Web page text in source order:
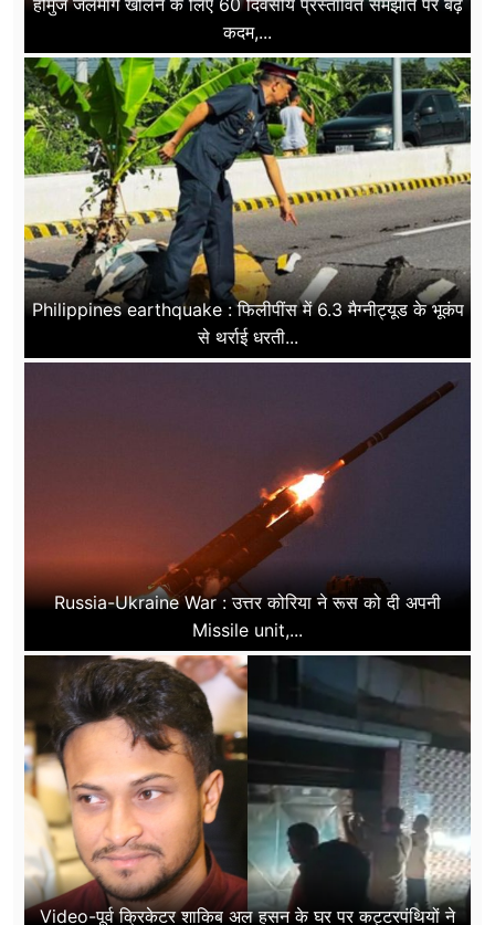
कदम,...
Philippines earthquake : फिलीपींस में 6.3 मैग्नीट्यूड के भूकंप
से थर्राई धरती...
Russia-Ukraine War : उत्तर कोरिया ने रूस को दी अपनी
Missile unit,...
Video-पूर्व क्रिकेटर शाकिब अल हसन के घर पर कट्टरपंथियों ने